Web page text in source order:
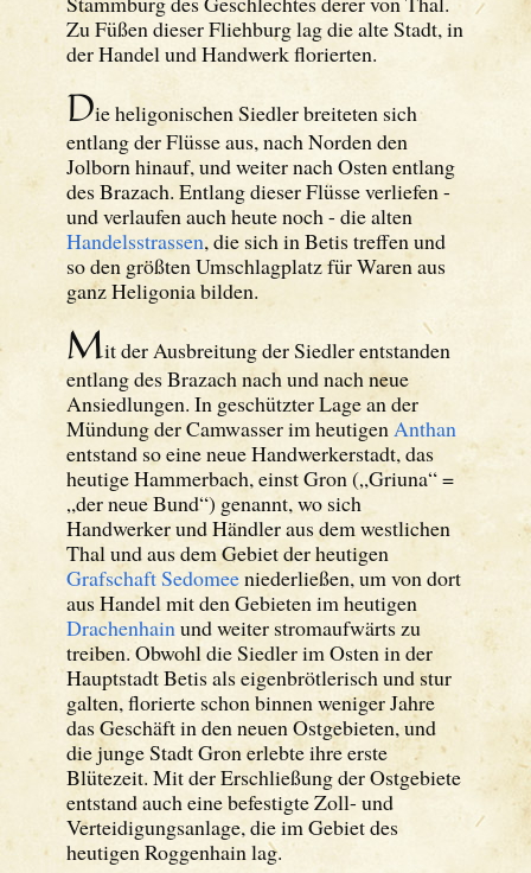
Zu Füßen dieser Fliehburg lag die alte Stadt, in
der Handel und Handwerk florierten.
Die heligonischen Siedler breiteten sich
entlang der Flüsse aus, nach Norden den
Jolborn hinauf, und weiter nach Osten entlang
des Brazach. Entlang dieser Flüsse verliefen -
und verlaufen auch heute noch - die alten
Handelsstrassen, die sich in Betis treffen und
so den größten Umschlagplatz für Waren aus
ganz Heligonia bilden.
Mit der Ausbreitung der Siedler entstanden
entlang des Brazach nach und nach neue
Ansiedlungen. In geschützter Lage an der
Mündung der Camwasser im heutigen Anthan
entstand so eine neue Handwerkerstadt, das
heutige Hammerbach, einst Gron („Griuna“ =
„der neue Bund“) genannt, wo sich
Handwerker und Händler aus dem westlichen
Thal und aus dem Gebiet der heutigen
Grafschaft Sedomeeniederließen, um von dort
aus Handel mit den Gebieten im heutigen
Drachenhain und weiter stromaufwärts zu
treiben. Obwohl die Siedler im Osten in der
Hauptstadt Betis als eigenbrötlerisch und stur
galten, florierte schon binnen weniger Jahre
das Geschäft in den neuen Ostgebieten, und
die junge Stadt Gron erlebte ihre erste
Blütezeit. Mit der Erschließung der Ostgebiete
entstand auch eine befestigte Zoll- und
Verteidigungsanlage, die im Gebiet des
heutigen Roggenhain lag.